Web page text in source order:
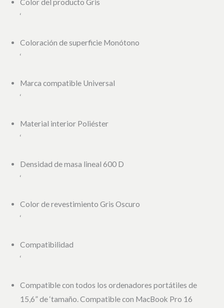
Color del producto Gris
‘
Coloración de superficie Monótono
‘
Marca compatible Universal
‘
Material interior Poliéster
‘
Densidad de masa lineal 600 D
‘
Color de revestimiento Gris Oscuro
‘
Compatibilidad
‘
Compatible con todos los ordenadores portátiles de
15,6” de ‘tamaño. Compatible con MacBook Pro 16